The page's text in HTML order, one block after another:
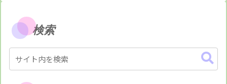
検索